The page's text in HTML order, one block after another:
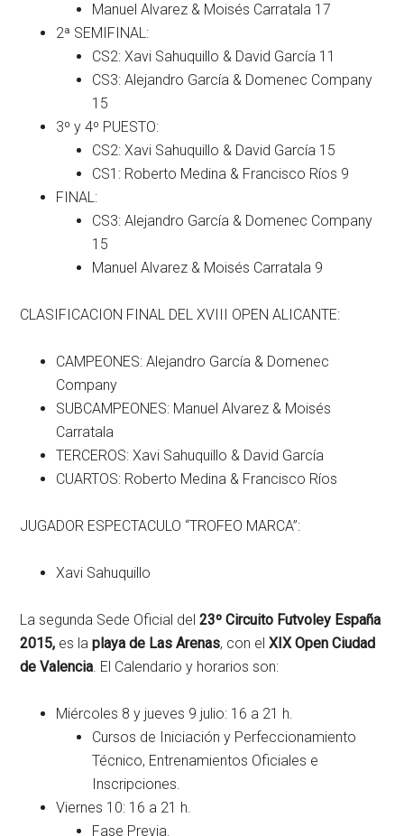
Manuel Alvarez & Moisés Carratala 17
2ª SEMIFINAL:
CS2: Xavi Sahuquillo & David García 11
CS3: Alejandro García & Domenec Company
15
3º y 4º PUESTO:
CS2: Xavi Sahuquillo & David García 15
CS1: Roberto Medina & Francisco Ríos 9
FINAL:
CS3: Alejandro García & Domenec Company
15
Manuel Alvarez & Moisés Carratala 9
CLASIFICACION FINAL DEL XVIII OPEN ALICANTE:
CAMPEONES: Alejandro García & Domenec
Company
SUBCAMPEONES: Manuel Alvarez & Moisés
Carratala
TERCEROS: Xavi Sahuquillo & David García
CUARTOS: Roberto Medina & Francisco Ríos
JUGADOR ESPECTACULO “TROFEO MARCA”:
Xavi Sahuquillo
La segunda Sede Oficial del23º Circuito Futvoley España
2015, es laplaya de Las Arenas, con elXIX Open Ciudad
de Valencia. El Calendario y horarios son:
Miércoles 8 y jueves 9 julio: 16 a 21 h.
Cursos de Iniciación y Perfeccionamiento
Técnico, Entrenamientos Oficiales e
Inscripciones.
Viernes 10: 16 a 21 h.
Fase Previa.